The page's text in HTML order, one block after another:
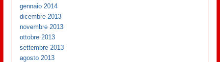
gennaio 2014
dicembre 2013
novembre 2013
ottobre 2013
settembre 2013
agosto 2013